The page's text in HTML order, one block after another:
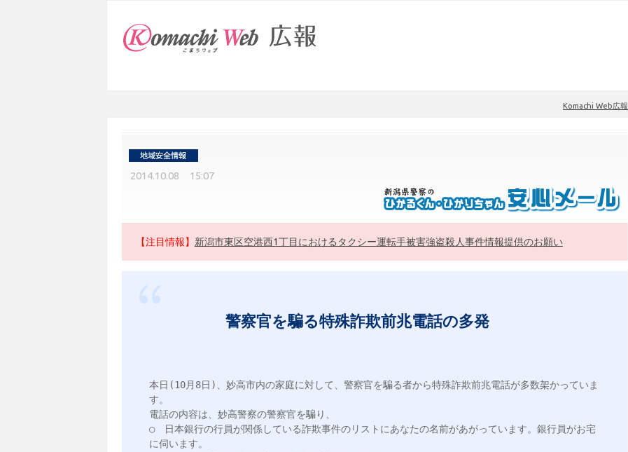
Komachi Web広報
2014.10.08 15:07
【注目情報】 新潟市東区空港西1丁目におけるタクシー運転手被害強盗殺人事件情報提供のお願い
警察官を騙る特殊詐欺前兆電話の多発
本日(10月8日)、妙高市内の家庭に対して、警察官を騙る者から特殊詐欺前兆電話が多数架かっていま
す。
電話の内容は、妙高警察の警察官を騙り、
○　日本銀行の行員が関係している詐欺事件のリストにあなたの名前があがっています。銀行員がお宅
に伺います。